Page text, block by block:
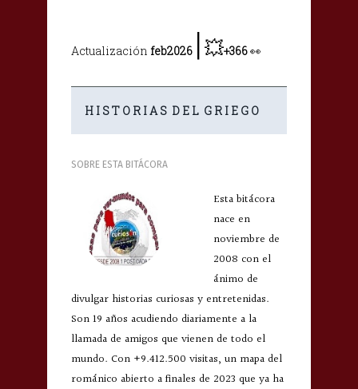
Actualización feb2026 |💥+366👀
H I S T O R I A S D E L G R I E G O
SOBRE ESTA BITÁCORA
Esta bitácora
nace en
noviembre de
2008 con el
ánimo de
divulgar historias curiosas y entretenidas.
Son 19 años acudiendo diariamente a la
llamada de amigos que vienen de todo el
mundo. Con +9.412.500 visitas, un mapa del
románico abierto a finales de 2023 que ya ha